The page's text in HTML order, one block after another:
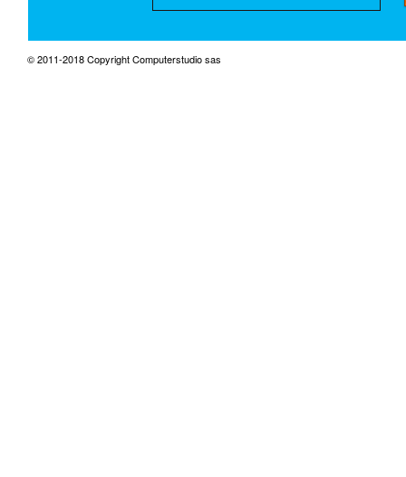
© 2011-2018 Copyright Computerstudio sas